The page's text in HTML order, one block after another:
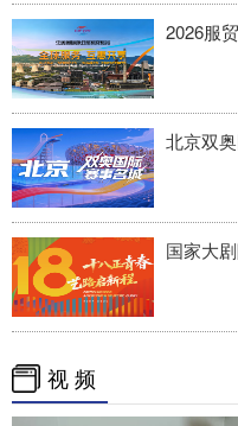
2026服
北京双
国家大
视 频